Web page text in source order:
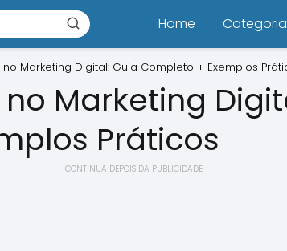
Home
Marketing Digital: Guia Completo + Exemplos
Marketing
Práticos
CONTINUA DEPOIS DA PUBLICIDADE